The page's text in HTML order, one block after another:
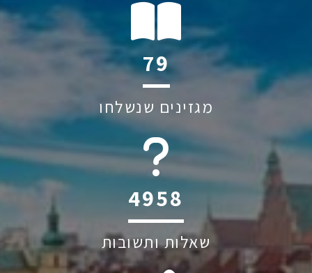
108
מגזינים שנשלחו
6045
שאלות ותשובות